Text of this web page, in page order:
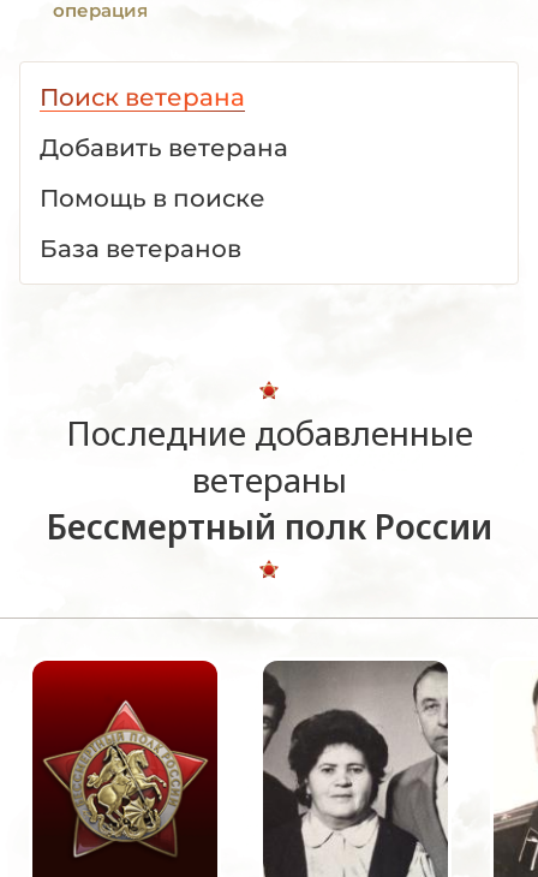
операция
Поиск ветерана
Добавить ветерана
Помощь в поиске
База ветеранов
Последние добавленные
ветераны
Бессмертный полк России